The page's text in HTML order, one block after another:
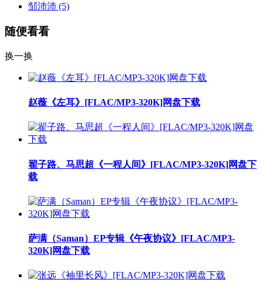
邹沛沛 (5)
随便看看
换一换
赵薇《左耳》[FLAC/MP3-320K]网盘下载
翟子路、马思超《一程人间》[FLAC/MP3-320K]网盘下
载
萨满（Saman）EP专辑《午夜协议》[FLAC/MP3-
320K]网盘下载